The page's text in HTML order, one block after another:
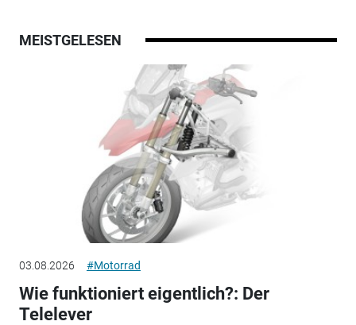
MEISTGELESEN
03.08.2026 #Motorrad
Wie funktioniert eigentlich?: Der
Telelever